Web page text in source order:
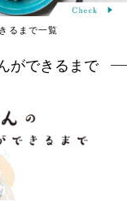
るまで一覧
ができるまで